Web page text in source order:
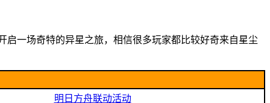
启一场奇特的异星之旅，相信很多玩家都比较好奇来自星尘
明日方舟联动活动